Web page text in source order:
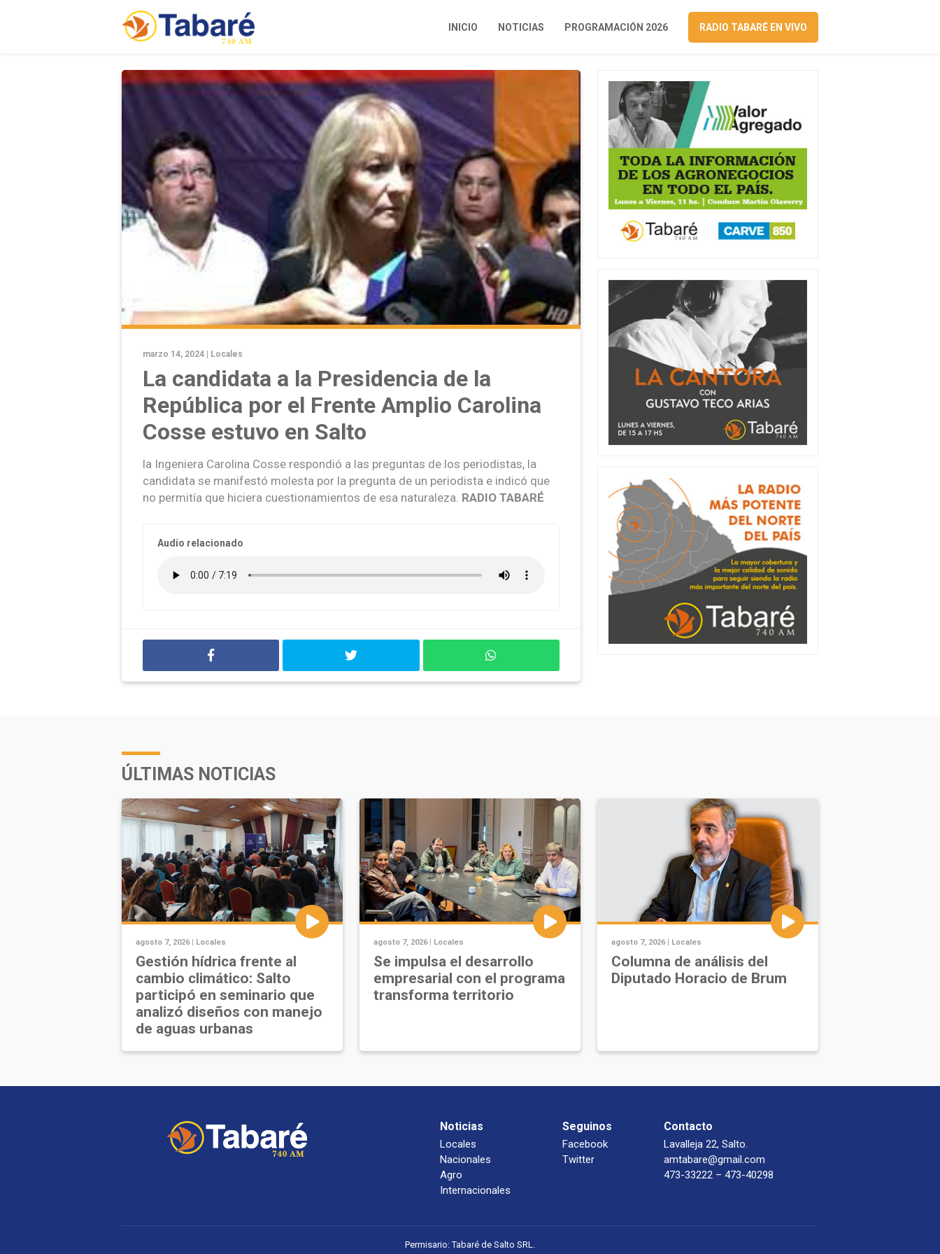
INICIO NOTICIAS PROGRAMACIÓN 2026 RADIO TABARÉ EN VIVO
marzo 14, 2024 | Locales
La candidata a la Presidencia de la
República por el Frente Amplio Carolina
Cosse estuvo en Salto
la Ingeniera Carolina Cosse respondió a las preguntas de los periodistas, la
candidata se manifestó molesta por la pregunta de un periodista e indicó que
no permitía que hiciera cuestionamientos de esa naturaleza. RADIO TABARÉ
Audio relacionado
ÚLTIMAS NOTICIAS
agosto 7, 2026 | Locales
Gestión hídrica frente al
cambio climático: Salto
participó en seminario que
analizó diseños con manejo
de aguas urbanas
agosto 7, 2026 | Locales
Se impulsa el desarrollo
empresarial con el programa
transforma territorio
agosto 7, 2026 | Locales
Columna de análisis del
Diputado Horacio de Brum
Noticias
Locales
Nacionales
Agro
Internacionales
Seguinos
Facebook
Twitter
Contacto
Lavalleja 22, Salto.
amtabare@gmail.com
473-33222 – 473-40298
Permisario: Tabaré de Salto SRL.